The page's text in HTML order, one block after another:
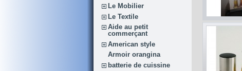
Le Mobilier
Le Textile
Aide au petit
commerçant
American style
Armoir orangina
batterie de cuissine